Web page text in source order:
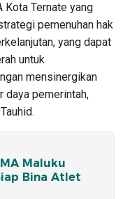
Kota Ternate yang
pemenuhan hak
yang dapat
untuk
mensinergikan
daya pemerintah,
Maluku
Bina Atlet